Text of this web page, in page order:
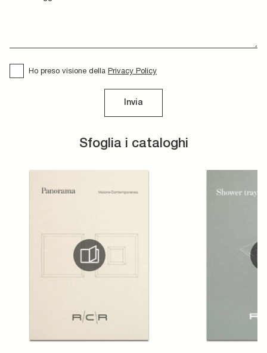
Sfoglia i cataloghi
Ho preso visione della Privacy Policy
Invia